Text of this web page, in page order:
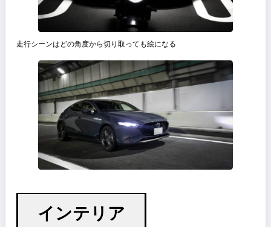
私は所有するバイク(Vitpilen 401)も見た目で購入したが、車も同じ